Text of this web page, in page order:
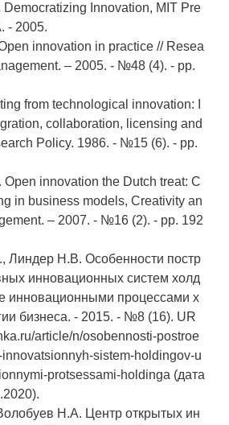
Innovation, MIT Pre
- 2005.
innovation in practice // Resea
– 2005. - №48 (4). - pp.
from technological innovation: I
collaboration, licensing and
Policy. 1986. - №15 (6). - pp.
Open innovation the Dutch treat: C
in business models, Creativity an
– 2007. - №16 (2). - pp. 192
Линдер Н.В. Особенности постр
инновационных систем холд
инновационными процессами х
бизнеса. - 2015. - №8 (16). UR
article/n/osobennosti-postroe
sistem-holdingov-u
protsessami-holdinga (дата
Н.А. Центр открытых ин